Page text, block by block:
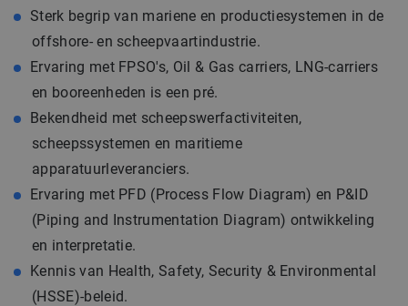
Sterk begrip van mariene en productiesystemen in de
offshore- en scheepvaartindustrie.
Ervaring met FPSO's, Oil & Gas carriers, LNG-carriers
en booreenheden is een pré.
Bekendheid met scheepswerfactiviteiten,
scheepssystemen en maritieme
apparatuurleveranciers.
Ervaring met PFD (Process Flow Diagram) en P&ID
(Piping and Instrumentation Diagram) ontwikkeling
en interpretatie.
Kennis van Health, Safety, Security & Environmental
(HSSE)-beleid.